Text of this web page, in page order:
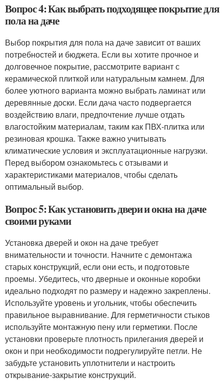
Вопрос 4: Как выбрать подходящее покрытие для
пола на даче
Выбор покрытия для пола на даче зависит от ваших
потребностей и бюджета. Если вы хотите прочное и
долговечное покрытие, рассмотрите вариант с
керамической плиткой или натуральным камнем. Для
более уютного варианта можно выбрать ламинат или
деревянные доски. Если дача часто подвергается
воздействию влаги, предпочтение лучше отдать
влагостойким материалам, таким как ПВХ-плитка или
резиновая крошка. Также важно учитывать
климатические условия и эксплуатационные нагрузки.
Перед выбором ознакомьтесь с отзывами и
характеристиками материалов, чтобы сделать
оптимальный выбор.
Вопрос 5: Как установить двери и окна на даче
своими руками
Установка дверей и окон на даче требует
внимательности и точности. Начните с демонтажа
старых конструкций, если они есть, и подготовьте
проемы. Убедитесь, что дверные и оконные коробки
идеально подходят по размеру и надежно закреплены.
Используйте уровень и угольник, чтобы обеспечить
правильное выравнивание. Для герметичности стыков
используйте монтажную пену или герметики. После
установки проверьте плотность прилегания дверей и
окон и при необходимости подрегулируйте петли. Не
забудьте установить уплотнители и настроить
открывание-закрытие конструкций.